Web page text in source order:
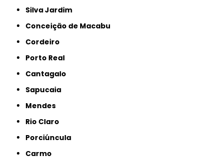
Silva Jardim
Conceição de Macabu
Cordeiro
Porto Real
Cantagalo
Sapucaia
Mendes
Rio Claro
Porciúncula
Carmo